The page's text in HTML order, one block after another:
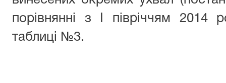
порівнянні з І півріччям 2014
таблиці №3.